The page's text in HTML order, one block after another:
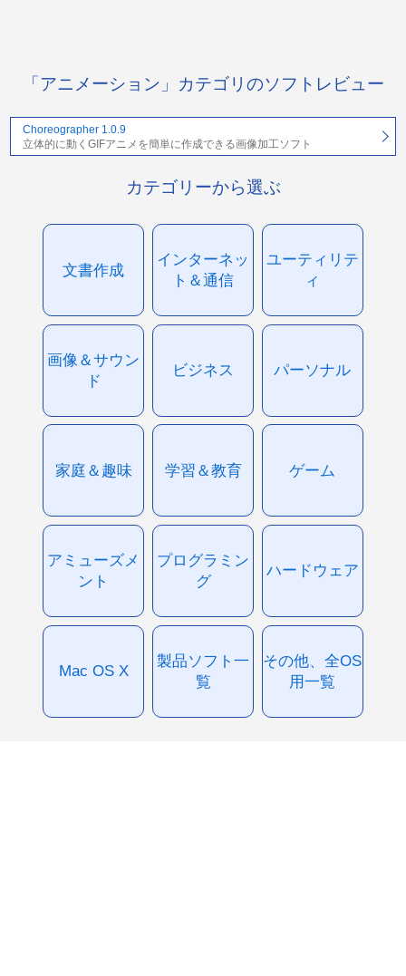
「アニメーション」カテゴリのソフトレビュー
Choreographer 1.0.9
立体的に動くGIFアニメを簡単に作成できる画像加工ソフト
カテゴリーから選ぶ
文書作成
インターネッ
ト＆通信
ユーティリテ
ィ
画像＆サウン
ド
ビジネス パーソナル
家庭＆趣味 学習＆教育 ゲーム
アミューズメ
ント
プログラミン
グ
ハードウェア
Mac OS X
製品ソフト一
覧
その他、全OS
用一覧